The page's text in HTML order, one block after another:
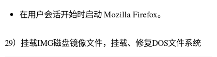
在用户会话开始时启动 Mozilla Firefox。
29）挂载IMG磁盘镜像文件，挂载、修复DOS文件系统